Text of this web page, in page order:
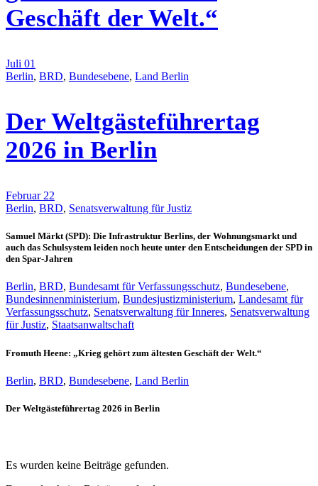
Geschäft der Welt.“
Juli 01
Berlin, BRD, Bundesebene, Land Berlin
Der Weltgästeführertag
2026 in Berlin
Februar 22
Berlin, BRD, Senatsverwaltung für Justiz
Samuel Märkt (SPD): Die Infrastruktur Berlins, der Wohnungsmarkt und
auch das Schulsystem leiden noch heute unter den Entscheidungen der SPD in
den Spar-Jahren
Berlin, BRD, Bundesamt für Verfassungsschutz, Bundesebene,
Bundesinnenministerium, Bundesjustizministerium, Landesamt für
Verfassungsschutz, Senatsverwaltung für Inneres, Senatsverwaltung
für Justiz, Staatsanwaltschaft
Fromuth Heene: „Krieg gehört zum ältesten Geschäft der Welt.“
Berlin, BRD, Bundesebene, Land Berlin
Der Weltgästeführertag 2026 in Berlin
Es wurden keine Beiträge gefunden.